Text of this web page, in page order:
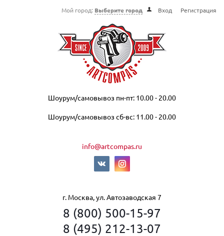
Мой город: Выберите город Вход Регистрация
Шоурум/самовывоз пн-пт: 10.00 - 20.00
Шоурум/самовывоз сб-вс: 11.00 - 20.00
info@artcompas.ru
г. Москва, ул. Автозаводская 7
8 (800) 500-15-97
8 (495) 212-13-07